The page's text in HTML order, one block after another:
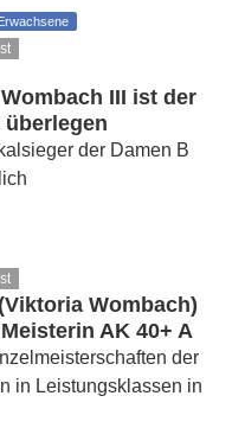
III ist der
der Damen B
Wombach)
AK 40+ A
der
in Leistungsklassen in